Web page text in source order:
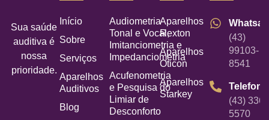
Sua saúde
auditiva é
nossa
prioridade.
Início
Sobre
Serviços
Aparelhos
Auditivos
Blog
Audiometria
Tonal e Vocal,
Imitanciometria e
Impedanciometria
Acufenometria
e Pesquisa do
Limiar de
Desconforto
Aparelhos
Rexton
Aparelhos
Oticon
Aparelhos
Starkey
(43)
99103-
8541
Telefone
(43)
5570